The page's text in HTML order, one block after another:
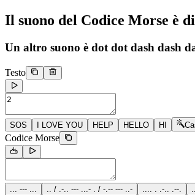
Il suono del Codice Morse è
Un altro suono è dot dot dash dash
Testo
SOS I LOVE YOU HELP HELLO HI
Codice Morse
... --- ... .. / .-.. --- ...- . / -.-- --- ..- .... . .-.. .--.